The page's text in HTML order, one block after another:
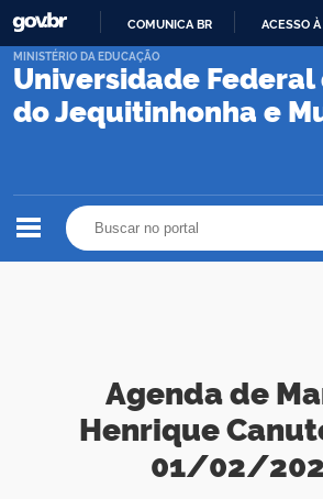
PARA
CONTEÚDO
COMUNICA BR ACESSO
Universidade Federal
do Jequitinhonha e
MINISTÉRIO DA EDUCAÇÃO
Agenda de
Henrique
01/02/